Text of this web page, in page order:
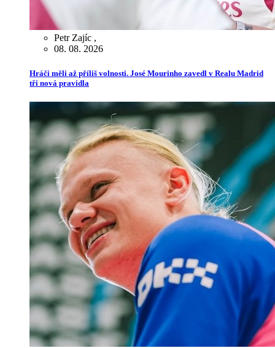
Petr Zajíc ,
08. 08. 2026
Hráči měli až příliš volnosti. José Mourinho zavedl v Realu Madrid
tři nová pravidla